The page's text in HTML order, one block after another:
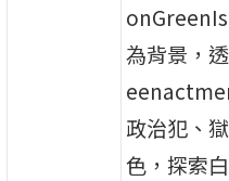
為背景，
政治犯、
色，探索